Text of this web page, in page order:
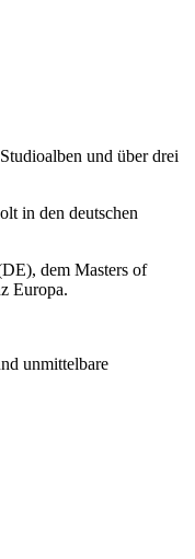
und über drei
in den deutschen
dem Masters of
Europa.
unmittelbare